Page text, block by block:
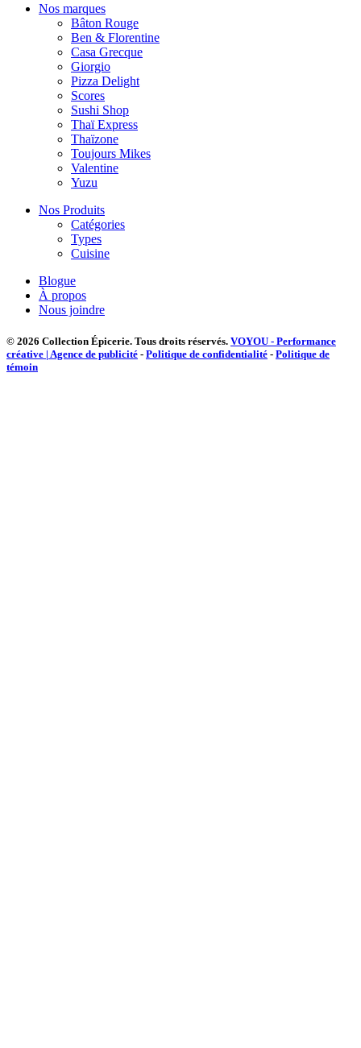
Nos marques
Bâton Rouge
Ben & Florentine
Casa Grecque
Giorgio
Pizza Delight
Scores
Sushi Shop
Thaï Express
Thaïzone
Toujours Mikes
Valentine
Yuzu
Nos Produits
Catégories
Types
Cuisine
Blogue
À propos
Nous joindre
© 2026 Collection Épicerie. Tous droits réservés. VOYOU - Performance
créative | Agence de publicité - Politique de confidentialité - Politique de
témoin